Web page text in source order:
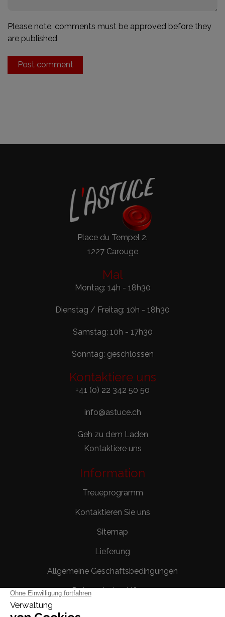
Please note, comments must be approved before they
are published
Post comment
Place du Tempel 2.
1227 Carouge
Mal
Montag: 14h - 18h30
Dienstag / Freitag: 10h - 18h30
Samstag: 10h - 17h30
Sonntag: geschlossen
Kontaktiere uns
+41 (0) 22 342 50 50
info@astuce.ch
Geh zu dem Laden
Kontaktiere uns
Information
Treueprogramm
Kontaktieren Sie uns
Sitemap
Lieferung
Allgemeine Geschäftsbedingungen
Datenschutzerklärung